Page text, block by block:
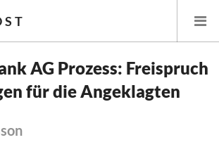
AG Prozess: Freispruch
für die Angeklagten